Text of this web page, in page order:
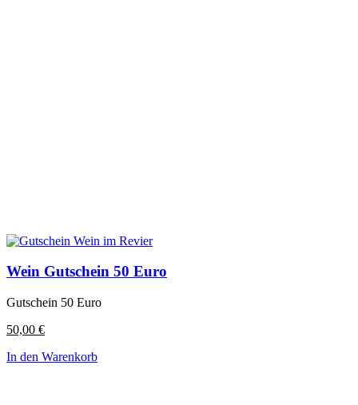
Wein Gutschein 50 Euro
Gutschein 50 Euro
50,00 €
In den Warenkorb